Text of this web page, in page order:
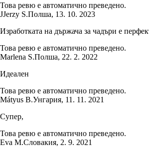
Това ревю е автоматично преведено.
JJerzy S.Полша, 13. 10. 2023
Изработката на държача за чадъри е
Това ревю е автоматично преведено.
Marlena S.Полша, 22. 2. 2022
Идеален
Това ревю е автоматично преведено.
Mátyus B.Унгария, 11. 11. 2021
Супер,
Това ревю е автоматично преведено.
Eva M.Словакия, 2. 9. 2021